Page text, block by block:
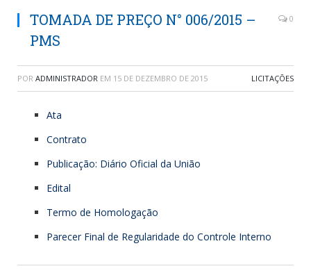
TOMADA DE PREÇO N° 006/2015 –
PMS
0
POR ADMINISTRADOR EM 15 DE DEZEMBRO DE 2015 LICITAÇÕES
Ata
Contrato
Publicação: Diário Oficial da União
Edital
Termo de Homologação
Parecer Final de Regularidade do Controle Interno